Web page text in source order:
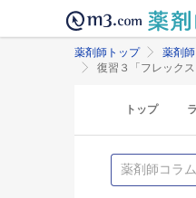
薬剤師トップ 薬剤
復習３「フレック
トップ